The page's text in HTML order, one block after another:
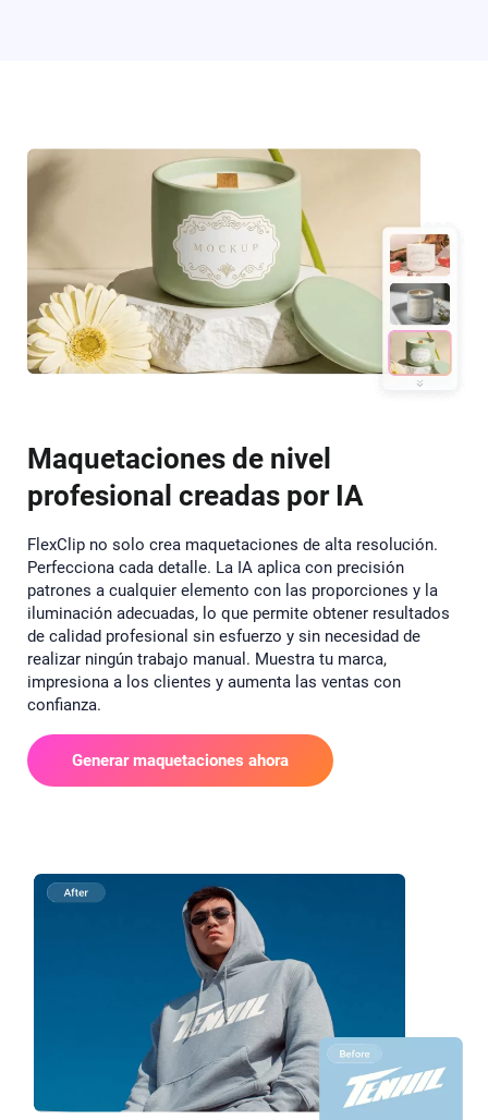
Maquetaciones de nivel
profesional creadas por IA
FlexClip no solo crea maquetaciones de alta resolución.
Perfecciona cada detalle. La IA aplica con precisión
patrones a cualquier elemento con las proporciones y la
iluminación adecuadas, lo que permite obtener resultados
de calidad profesional sin esfuerzo y sin necesidad de
realizar ningún trabajo manual. Muestra tu marca,
impresiona a los clientes y aumenta las ventas con
confianza.
Generar maquetaciones ahora